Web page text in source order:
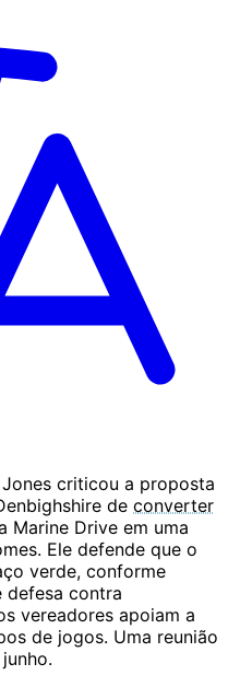
criticou a proposta
de converter
Marine Drive em uma
Ele defende que o
verde, conforme
defesa contra
vereadores apoiam a
de jogos. Uma reunião